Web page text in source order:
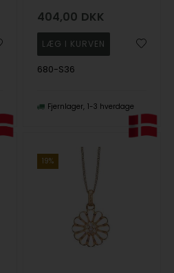
404,00 DKK
680-S36
Fjernlager 1-3 hverdage
19%